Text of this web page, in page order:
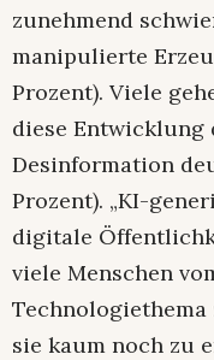
zunehmend
manipulierte
Prozent). Viele
diese Entwicklung
Desinformation
Prozent). „KI-
digitale
viele Menschen
sie kaum noch zu